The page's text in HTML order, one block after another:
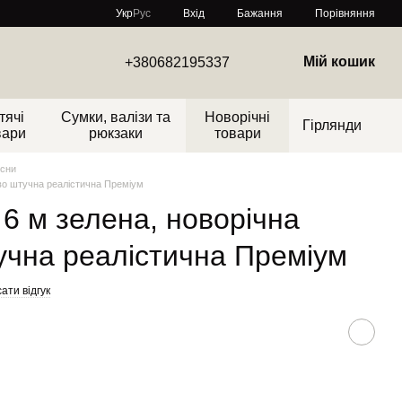
УкрРус Вхід Бажання Порівняння
+380682195337 Мій кошик
Сумки, валізи та
рюкзаки
Новорічні
товари
Гірлянди
штучна реалістична Преміум
м зелена, новорічна
реалістична Преміум
відгук